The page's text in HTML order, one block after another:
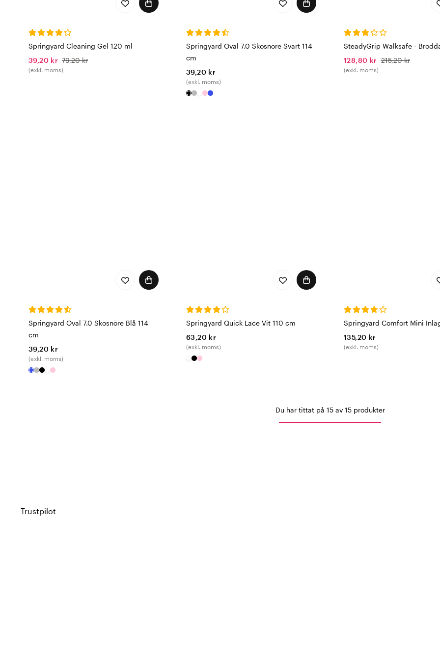
Springyard Cleaning Gel 120 ml
39,20 kr 79,20 kr
(exkl. moms)
Springyard Oval 7.0 Skosnöre Svart 114
cm
39,20 kr
(exkl. moms)
SteadyGrip Walksafe -
128,80 kr 215,20 kr
(exkl. moms)
Springyard Oval 7.0 Skosnöre Blå 114
cm
39,20 kr
(exkl. moms)
Springyard Quick Lace Vit 110 cm
63,20 kr
(exkl. moms)
Springyard Comfort Mini
135,20 kr
(exkl. moms)
Du har tittat på 15 av 15 produkter
Trustpilot